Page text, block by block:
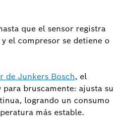
que el sensor registra
el compresor se detiene o
de Junkers Bosch, el
bruscamente: ajusta su
logrando un consumo
más estable.